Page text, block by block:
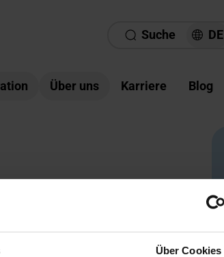
Über Cookies
Suche DE
Über uns Karriere Blog